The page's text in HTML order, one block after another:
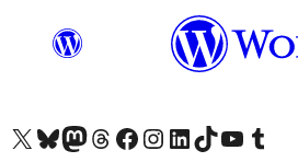
ကျွန်ုပ်တို့၏ X (ယခင် Twitter) အကောင့်သို့ သွားရောက်ကြည့်ရှုပါကျွန်ုပ်တို့၏ Bluesky အကောင့်သို့ ဝင်ရောက်ကြည့်ရှုရန်
ကျွန်ုပ်တို့၏ Mastodon အကောင့်သို့ သွားရောက်ကြည့်ရှုပါကျွန်ုပ်တို့၏ Threads အကောင့်သို့ ဝင်ရောက်ကြည့်ရှုရန်
ကျွန်ုပ်တို့၏ Facebook စာမျက်နှာသို့ သွားရောက်ကြည့်ရှုပါကျွန်ုပ်တို့၏ Instagram အကောင့်သို့ သွားရောက်ကြည့်ရှုပါ ကျွန်ုပ်တို့၏ LinkedIn အကောင့်သို့ သွားရောက်ကြည့်ရှုပါကျွန်ုပ်တို့၏ TikTok အကောင့်သို့ ဝင်ရောက်ကြည့်ရှုရန်
ကျွန်ုပ်တို့၏ YouTube ချန်နယ်သို့ သွားရောက်ကြည့်ရှုပါ ကျွန်ုပ်တို့၏ Tumblr အကောင့်သို့ ဝင်ရောက်ကြည့်ရှုရန်